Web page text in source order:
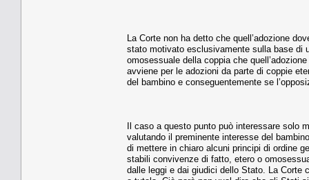
La Corte non ha detto che quell’adozione
stato motivato esclusivamente sulla base di
omosessuale della coppia che
avviene per le adozioni da parte di coppie
del bambino e conseguentemente se
Il caso a questo punto può interessare solo
valutando il preminente interesse del
di mettere in chiaro alcuni principi di ordine
stabili convivenze di fatto, etero o
dalle leggi e dai giudici dello Stato. La Corte